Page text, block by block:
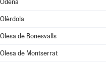
Òdena
Olèrdola
Olesa de Bonesvalls
Olesa de Montserrat